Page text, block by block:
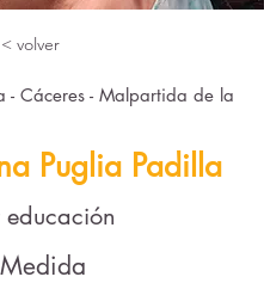
< volver
- Cáceres - Malpartida de la
Puglia Padilla